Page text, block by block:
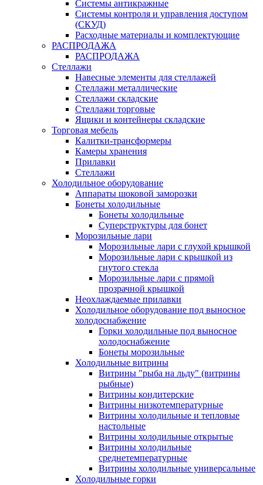
Системы антикражные
Системы контроля и управления доступом
(СКУД)
Расходные материалы и комплектующие
РАСПРОДАЖА
РАСПРОДАЖА
Стеллажи
Навесные элементы для стеллажей
Стеллажи металлические
Стеллажи складские
Стеллажи торговые
Ящики и контейнеры складские
Торговая мебель
Калитки-трансформеры
Камеры хранения
Прилавки
Стеллажи
Холодильное оборудование
Аппараты шоковой заморозки
Бонеты холодильные
Бонеты холодильные
Суперструктуры для бонет
Морозильные лари
Морозильные лари с глухой крышкой
Морозильные лари с крышкой из
гнутого стекла
Морозильные лари с прямой
прозрачной крышкой
Неохлаждаемые прилавки
Холодильное оборудование под выносное
холодоснабжение
Горки холодильные под выносное
холодоснабжение
Бонеты морозильные
Холодильные витрины
Витрины "рыба на льду" (витрины
рыбные)
Витрины кондитерские
Витрины низкотемпературные
Витрины холодильные и тепловые
настольные
Витрины холодильные открытые
Витрины холодильные
среднетемпературные
Витрины холодильные универсальные
Холодильные горки